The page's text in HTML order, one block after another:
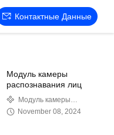
Контактные Данные
Модуль камеры
распознавания лиц
Модуль камеры
распознавания лиц
November 08, 2024